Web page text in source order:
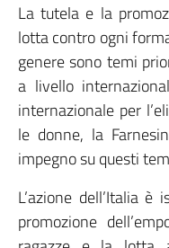
La tutela e la
lotta contro ogni
genere sono temi
a livello
internazionale per
le donne, la
impegno su questi
L’azione dell’Italia
promozione